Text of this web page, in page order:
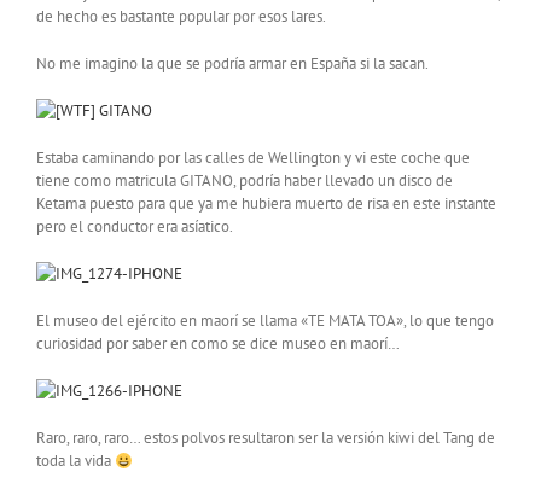
de hecho es bastante popular por esos lares.
No me imagino la que se podría armar en España si la sacan.
Estaba caminando por las calles de Wellington y vi este coche que
tiene como matricula GITANO, podría haber llevado un disco de
Ketama puesto para que ya me hubiera muerto de risa en este instante
pero el conductor era asíatico.
El museo del ejército en maorí se llama «TE MATA TOA», lo que tengo
curiosidad por saber en como se dice museo en maorí…
Raro, raro, raro… estos polvos resultaron ser la versión kiwi del Tang de
toda la vida